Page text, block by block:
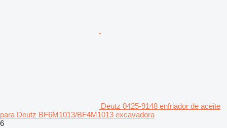
Deutz 0425-9148 enfriador de aceite
para Deutz BF6M1013/BF4M1013 excavadora
6